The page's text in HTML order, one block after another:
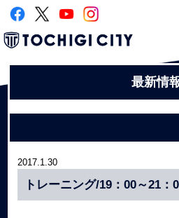
最新情
2017.1.30
トレーニング/19：00～21